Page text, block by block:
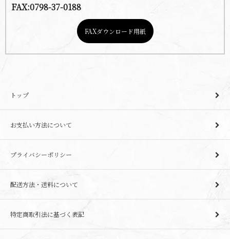
FAX:0798-37-0188
FAXダウンロード用紙
トップ
お支払い方法について
プライバシーポリシー
配送方法・送料について
特定商取引法に基づく表記